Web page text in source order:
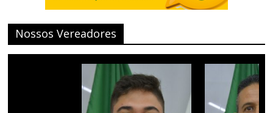
Nossos Vereadores